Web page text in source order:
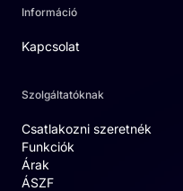
Információ
Kapcsolat
Szolgáltatóknak
Csatlakozni szeretnék
Funkciók
Árak
ÁSZF